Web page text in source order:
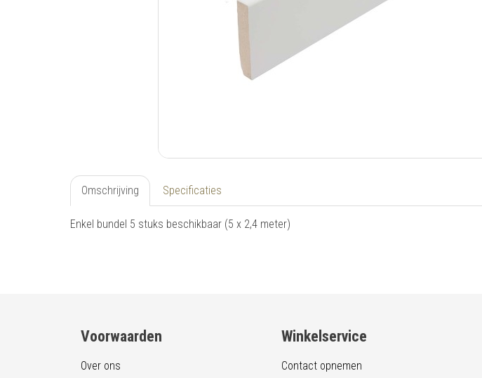
Omschrijving Specificaties
Enkel bundel 5 stuks beschikbaar (5 x 2,4 meter)
Voorwaarden
Over ons
Winkelservice
Contact opnemen